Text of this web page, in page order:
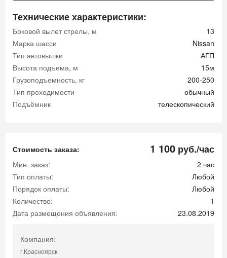
Технические характеристики:
Боковой вылет стрелы, м
13
Марка шасси
Nissan
Тип автовышки
АГП
Высота подъема, м
15м
Грузоподъемность, кг
200-250
Тип проходимости
обычный
Подъёмник
телескопический
Стоимость заказа: 1 100 руб./час
Мин. заказ:
2 час
Тип оплаты:
Любой
Порядок оплаты:
Любой
Количество:
1
Дата размещения объявления:
23.08.2019
Компания:
г.Красноярск